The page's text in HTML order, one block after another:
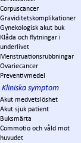
Corpuscancer
Graviditetskomplikationer
Gynekologisk akut buk
Klåda och flytningar i
underlivet
Menstruationsrubbningar
Ovariecancer
Preventivmedel
Kliniska symptom
Akut medvetslöshet
Akut sjuk patient
Buksmärta
Commotio och våld mot
huvudet